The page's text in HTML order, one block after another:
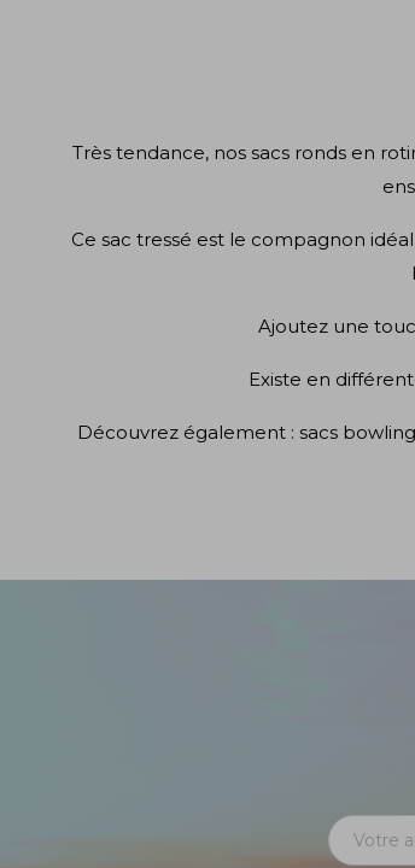
Très tendance, nos sacs ronds en
Ce sac tressé est le compagnon
Ajoutez une
Existe en
Découvrez également : sacs